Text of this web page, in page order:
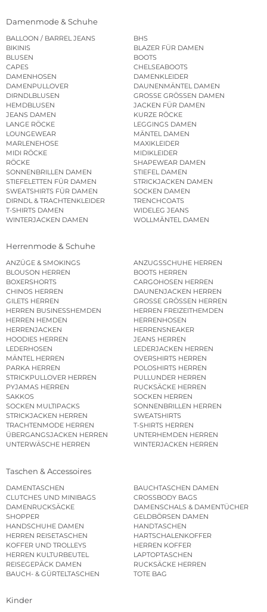
Damenmode & Schuhe
BALLOON / BARREL JEANS
BHS
BIKINIS
BLAZER FÜR DAMEN
BLUSEN
BOOTS
CAPES
CHELSEABOOTS
DAMENHOSEN
DAMENKLEIDER
DAMENPULLOVER
DAUNENMÄNTEL DAMEN
DIRNDLBLUSEN
GROSSE GRÖSSEN DAMEN
HEMDBLUSEN
JACKEN FÜR DAMEN
JEANS DAMEN
KURZE RÖCKE
LANGE RÖCKE
LEGGINGS DAMEN
LOUNGEWEAR
MÄNTEL DAMEN
MARLENEHOSE
MAXIKLEIDER
MIDI RÖCKE
MIDIKLEIDER
RÖCKE
SHAPEWEAR DAMEN
SONNENBRILLEN DAMEN
STIEFEL DAMEN
STIEFELETTEN FÜR DAMEN
STRICKJACKEN DAMEN
SWEATSHIRTS FÜR DAMEN
SOCKEN DAMEN
DIRNDL & TRACHTENKLEIDER
TRENCHCOATS
T-SHIRTS DAMEN
WIDELEG JEANS
WINTERJACKEN DAMEN
WOLLMÄNTEL DAMEN
Herrenmode & Schuhe
ANZÜGE & SMOKINGS
ANZUGSSCHUHE HERREN
BLOUSON HERREN
BOOTS HERREN
BOXERSHORTS
CARGOHOSEN HERREN
CHINOS HERREN
DAUNENJACKEN HERREN
GILETS HERREN
GROSSE GRÖSSEN HERREN
HERREN BUSINESSHEMDEN
HERREN FREIZEITHEMDEN
HERREN HEMDEN
HERRENHOSEN
HERRENJACKEN
HERRENSNEAKER
HOODIES HERREN
JEANS HERREN
LEDERHOSEN
LEDERJACKEN HERREN
MÄNTEL HERREN
OVERSHIRTS HERREN
PARKA HERREN
POLOSHIRTS HERREN
STRICKPULLOVER HERREN
PULLUNDER HERREN
PYJAMAS HERREN
RUCKSÄCKE HERREN
SAKKOS
SOCKEN HERREN
SOCKEN MULTIPACKS
SONNENBRILLEN HERREN
STRICKJACKEN HERREN
SWEATSHIRTS
TRACHTENMODE HERREN
T-SHIRTS HERREN
ÜBERGANGSJACKEN HERREN
UNTERHEMDEN HERREN
UNTERWÄSCHE HERREN
WINTERJACKEN HERREN
Taschen & Accessoires
DAMENTASCHEN
BAUCHTASCHEN DAMEN
CLUTCHES UND MINIBAGS
CROSSBODY BAGS
DAMENRUCKSÄCKE
DAMENSCHALS & DAMENTÜCHER
SHOPPER
GELDBÖRSEN DAMEN
HANDSCHUHE DAMEN
HANDTASCHEN
HERREN REISETASCHEN
HARTSCHALENKOFFER
KOFFER UND TROLLEYS
HERREN KOFFER
HERREN KULTURBEUTEL
LAPTOPTASCHEN
REISEGEPÄCK DAMEN
RUCKSÄCKE HERREN
BAUCH- & GÜRTELTASCHEN
TOTE BAG
Kinder